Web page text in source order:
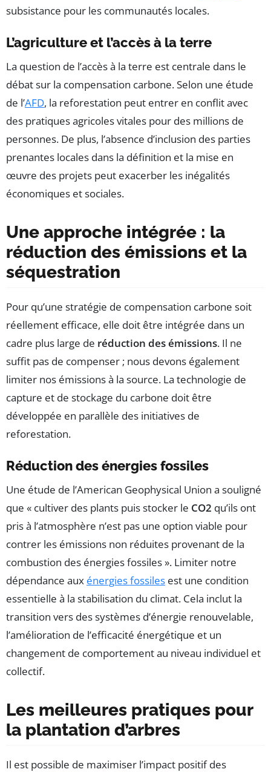
subsistance pour les communautés locales.
L’agriculture et l’accès à la terre
La question de l’accès à la terre est centrale dans le
débat sur la compensation carbone. Selon une étude
de l’AFD, la reforestation peut entrer en conflit avec
des pratiques agricoles vitales pour des millions de
personnes. De plus, l’absence d’inclusion des parties
prenantes locales dans la définition et la mise en
œuvre des projets peut exacerber les inégalités
économiques et sociales.
Une approche intégrée : la
réduction des émissions et la
séquestration
Pour qu’une stratégie de compensation carbone soit
réellement efficace, elle doit être intégrée dans un
cadre plus large de réduction des émissions. Il ne
suffit pas de compenser ; nous devons également
limiter nos émissions à la source. La technologie de
capture et de stockage du carbone doit être
développée en parallèle des initiatives de
reforestation.
Réduction des énergies fossiles
Une étude de l’American Geophysical Union a souligné
que « cultiver des plants puis stocker le CO2 qu’ils ont
pris à l’atmosphère n’est pas une option viable pour
contrer les émissions non réduites provenant de la
combustion des énergies fossiles ». Limiter notre
dépendance aux énergies fossiles est une condition
essentielle à la stabilisation du climat. Cela inclut la
transition vers des systèmes d’énergie renouvelable,
l’amélioration de l’efficacité énergétique et un
changement de comportement au niveau individuel et
collectif.
Les meilleures pratiques pour
la plantation d’arbres
Il est possible de maximiser l’impact positif des